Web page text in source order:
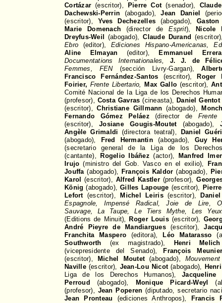
Cortázar (escritor), Pierre Cot(senador),
Dachewski-Perrin (abogado),Jean Daniel
(escritor), Yves Dechezelles (abogado),
Marie Domenach (director deEsprit),
Nicole
Dreyfus-Weil
(abogado),Claude Durand
Ebro (editor), Ediciones Hispano-Americanas,
Aline Elmayan (editor), Emmanuel Errera
Documentations Internationales,
J. J. de
Femmes, FEN(sección Livry-Gargan),
Francisco Fernández-Santos (escritor),
Roger
Foirier, Frente Libertario, Max Gallo (escritor),
Comité Nacional de la Liga de los Derechos
(profesor), Costa Gavras (cineasta), Daniel Gentot
(escritor),Christiane Gillmann (abogado),
Fernando Gómez Peláez (director de Frente
(escritor),Josiane Gougis-Moutet(abogado),
Angèle Grimaldi (directora teatral),
Daniel
(abogado),
Fred Hermantin (abogado), Guy
(secretario general de la Liga de los
(cantante),
Rogelio Ibáñez (actor),
Manfred
Irujo (ministro del Gob. Vasco en el exilio),
Jouffa(abogado), François Kaldor (abogado),
Karol
(escritor), Alfred Kastler(profesor),
König (abogado),Gilles Lapouge (escritor),
Lefort(escritor), Michel Leiris(escritor),
Espagnole, Impensé Radical, Joie de Lire,
Sauvage, La Taupe, Le Tiers Mythe, Les
(Editions de Minuit), Roger Louis(escritor),
André Pieyre de Mandiargues(escritor),
Franchita Maspero (editora), Léo Matarasso
Southworth (ex magistrado), Henri Melich
(vicepresidente del Senado),
François
(escritor),
Michel Moutet(abogado),
Naville(escritor), Jean-Lou Nicot(abogado),
Liga de los Derechos Humanos),Jacqueline
Perroud
(abogado), Monique Picard-Weyl
(profesor), Jean Poperen (diputado, secretario
Jean Pronteau (ediciones Anthropos),
Francis